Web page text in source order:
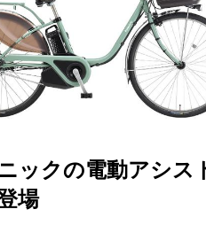
EV
電動バイク
電動キックボード
テクノロジー
ックの電動アシス
場